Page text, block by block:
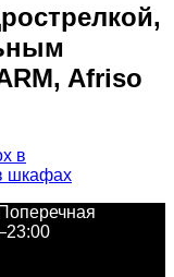
Afriso
в
шкафах